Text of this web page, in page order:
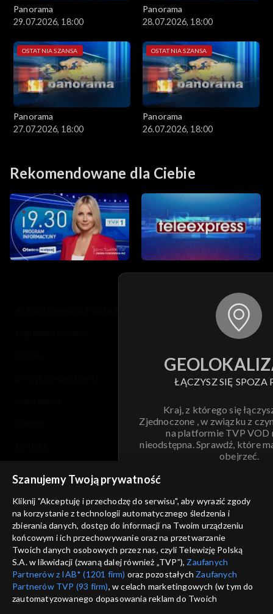
Panorama
29.07.2026, 18:00
Panorama
28.07.2026, 18:00
OSTATNIA SZANSA
Panorama
27.07.2026, 18:00
OSTATNIA SZANSA
Panorama
26.07.2026, 18:00
Rekomendowane dla Ciebie
ŁĄCZYSZ SIĘ SPOZA
Kraj, z którego się
Zjednoczone , w związku z
na platformie TVP VOD
nieodstępna. Sprawdź, które
obejrzeć.
ANULUJ
informacje o dostawcy usług
Szanujemy Twoją prywatność
Kliknij "Akceptuję i przechodzę do serwisu", aby wyrazić zgody
na korzystanie z technologii automatycznego śledzenia i
zbierania danych, dostęp do informacji na Twoim urządzeniu
końcowym i ich przechowywanie oraz na przetwarzanie
Twoich danych osobowych przez nas, czyli Telewizję Polską
S.A. w likwidacji (zwaną dalej również „TVP”), Zaufanych
Partnerów z IAB* (1201 firm) oraz pozostałych Zaufanych
Partnerów TVP (93 firm), w celach marketingowych (w tym do
zautomatyzowanego dopasowania reklam do Twoich